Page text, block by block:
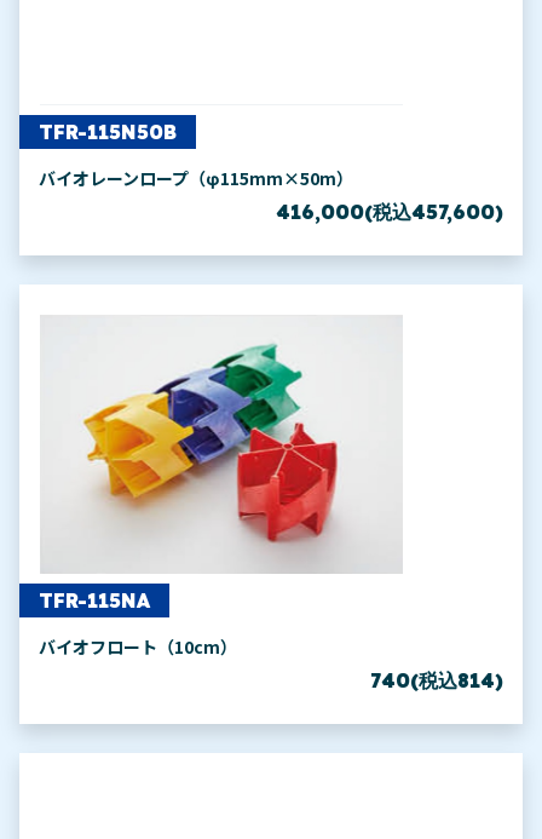
TFR-115N50B
バイオレーンロープ（φ115mm×50m）
416,000(税込457,600)
TFR-115NA
バイオフロート（10cm）
740(税込814)